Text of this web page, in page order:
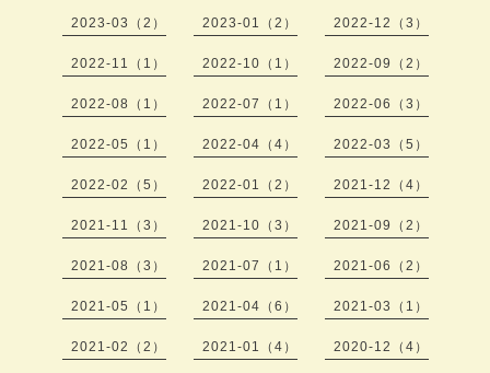
2023-03（2） 2023-01（2） 2022-12（3）
2022-11（1） 2022-10（1） 2022-09（2）
2022-08（1） 2022-07（1） 2022-06（3）
2022-05（1） 2022-04（4） 2022-03（5）
2022-02（5） 2022-01（2） 2021-12（4）
2021-11（3） 2021-10（3） 2021-09（2）
2021-08（3） 2021-07（1） 2021-06（2）
2021-05（1） 2021-04（6） 2021-03（1）
2021-02（2） 2021-01（4） 2020-12（4）